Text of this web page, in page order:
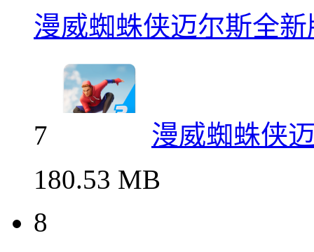
368.1M
7
漫威蜘蛛侠迈尔斯全